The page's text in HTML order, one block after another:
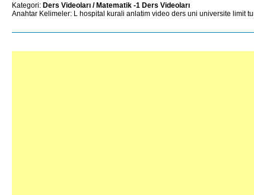
Kategori: Ders Videoları /Matematik -1 Ders Videoları
Anahtar Kelimeler: L hospital kurali anlatim video ders uni universite limit